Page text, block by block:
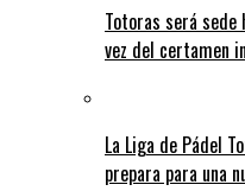
Totoras será
vez del certamen
La Liga de Pádel
prepara para una